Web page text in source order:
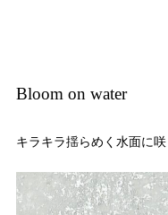
Bloom on water
キラキラ揺らめく水面に